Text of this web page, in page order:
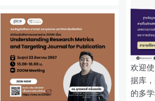
欢迎
据库
的多学